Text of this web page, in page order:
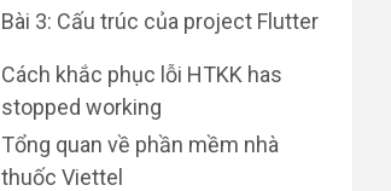
Bài 3: Cấu trúc của project Flutter
Cách khắc phục lỗi HTKK has
stopped working
Tổng quan về phần mềm nhà
thuốc Viettel